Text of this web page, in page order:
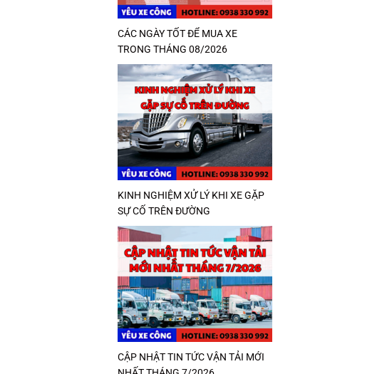
CÁC NGÀY TỐT ĐỂ MUA XE
TRONG THÁNG 08/2026
KINH NGHIỆM XỬ LÝ KHI XE GẶP
SỰ CỐ TRÊN ĐƯỜNG
CẬP NHẬT TIN TỨC VẬN TẢI MỚI